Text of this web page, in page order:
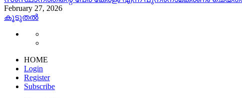
February 27, 2026
കൂടുതൽ
HOME
Login
Register
Subscribe